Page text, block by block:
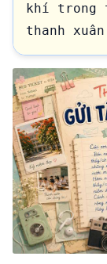
khí trong
thanh